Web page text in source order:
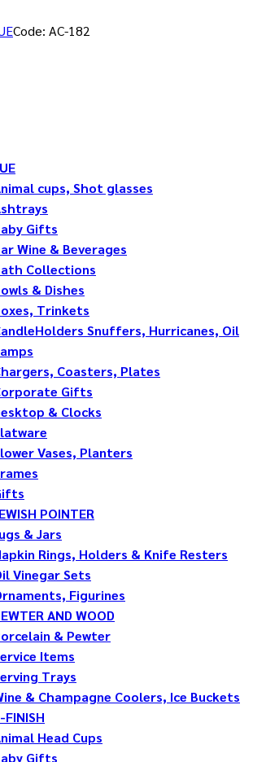
Code: AC-182
cups, Shot glasses
Gifts
Wine & Beverages
Collections
& Dishes
Trinkets
Snuffers, Hurricanes, Oil
Coasters, Plates
Gifts
& Clocks
Vases, Planters
POINTER
& Jars
Rings, Holders & Knife Resters
Vinegar Sets
Figurines
AND WOOD
& Pewter
Items
Trays
& Champagne Coolers, Ice Buckets
FINISH
Head Cups
Gifts